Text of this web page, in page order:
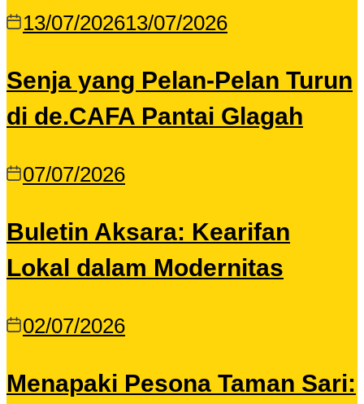
13/07/202613/07/2026
Senja yang Pelan-Pelan Turun
di de.CAFA Pantai Glagah
07/07/2026
Buletin Aksara: Kearifan
Lokal dalam Modernitas
02/07/2026
Menapaki Pesona Taman Sari: